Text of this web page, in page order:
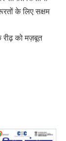
के लिए सक्षम
को मज़बूत